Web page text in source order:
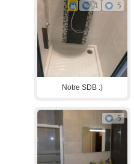
1 5
Notre SDB :)
5